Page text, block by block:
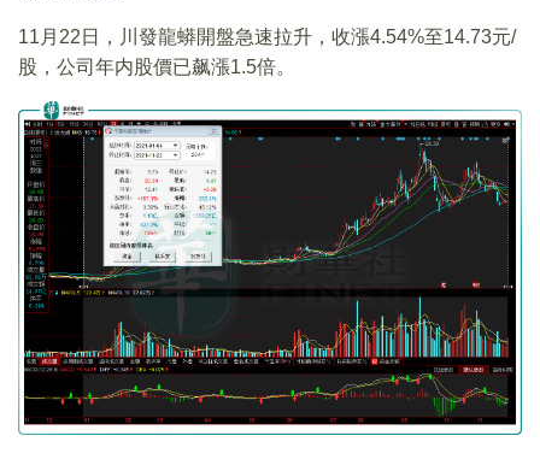
11月22日，川發龍蟒開盤急速拉升，收漲4.54%至14.73元/
股，公司年内股價已飙漲1.5倍。